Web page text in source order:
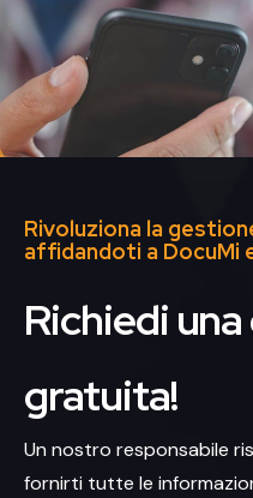
Rivoluziona la
affidandoti a DocuMi
Richiedi
gratuita!
Un nostro responsabile
fornirti tutte le